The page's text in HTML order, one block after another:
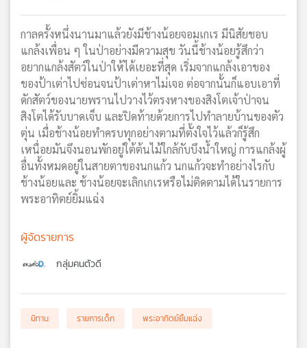
แผนที่
วิทยุ
เครือ
ข่าย
กาลครั้งหนึ่งนานมาแล้วยังมีช้างน้อยจอมเกเร มีนิสัยชอบ
แกล้งเพื่อน ๆ ในป่าอย่างมีความสุข วันนี้ช้างน้อยรู้สึกว่า
อยากแกล้งสัตว์ในป่าให้ได้เยอะที่สุด เริ่มจากแกล้งเอาของ
ของป้าเต่าไปซ่อนจนป้าเต่าหาไม่เจอ ต่อจากนั้นก็แอบเอาที่
ดักสัตว์ของนายพรานไปวางไว้ตรงหางของสิงโตเจ้าป่าจน
สิงโตได้รับบาดเจ็บ และปิดท้ายด้วยการไปทำลายบ้านของตัว
ตุ่น เมื่อช้างน้อยทำครบทุกอย่างตามที่ตั้งใจไว้แล้วก็รู้สึก
เหนื่อยมันจึงนอนพักอยู่ใต้ต้นไม้ใกล้กับบึงน้ำใหญ่ การแกล้งผู้
อื่นทั้งหมดอยู่ในสายตาของนกแก้ว นกแก้วจะทำอย่างไรกับ
ช้างน้อยและ ช้างน้อยจะเลิกเกเรหรือไม่ติดตามได้ในรายการ
พระอาทิตย์ยิ้มแฉ่ง
ผู้จัดรายการ
กลุ่มคนตัวดี
นิทาน รายการเด็ก พระอาทิตย์ยิ้มแฉ่ง